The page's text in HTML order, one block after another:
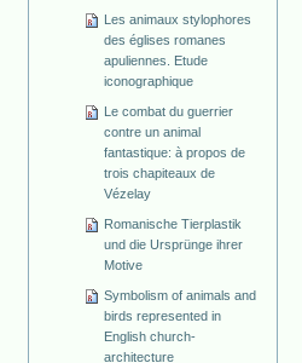
Les animaux stylophores
des églises romanes
apuliennes. Etude
iconographique
Le combat du guerrier
contre un animal
fantastique: à propos de
trois chapiteaux de
Vézelay
Romanische Tierplastik
und die Ursprünge ihrer
Motive
Symbolism of animals and
birds represented in
English church-
architecture